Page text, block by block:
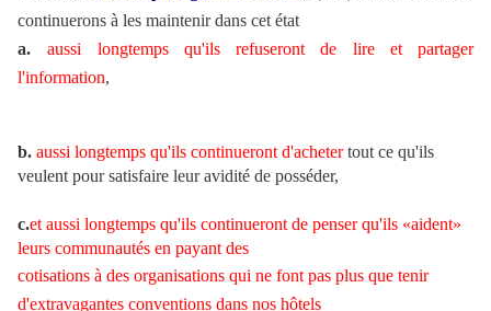
continuerons à les maintenir dans cet état
a.
aussi longtemps qu'ils refuseront de lire et partager
l'information,
b. aussi longtemps qu'ils continueront d'acheter tout ce qu'ils
veulent pour satisfaire leur avidité de posséder,
c.et aussi longtemps qu'ils continueront de penser qu'ils «aident»
leurs communautés en payant des
cotisations à des organisations qui ne font pas plus que tenir
d'extravagantes conventions dans nos hôtels